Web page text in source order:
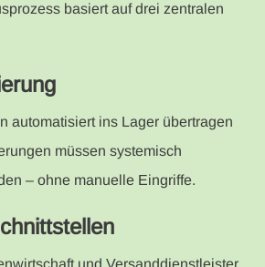
basiert auf drei zentralen
automatisiert ins Lager übertragen
müssen systemisch
– ohne manuelle Eingriffe.
und Versanddienstleister